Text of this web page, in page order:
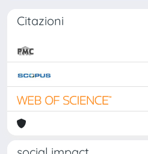
Citazioni